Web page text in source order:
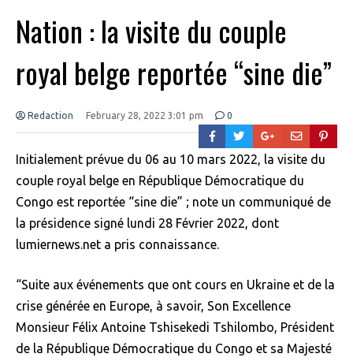
Nation : la visite du couple
royal belge reportée “sine die”
Redaction February 28, 2022 3:01 pm 0
Initialement prévue du 06 au 10 mars 2022, la visite du
couple royal belge en République Démocratique du
Congo est reportée “sine die” ; note un communiqué de
la présidence signé lundi 28 Février 2022, dont
lumiernews.net a pris connaissance.
“Suite aux événements que ont cours en Ukraine et de la
crise générée en Europe, à savoir, Son Excellence
Monsieur Félix Antoine Tshisekedi Tshilombo, Président
de la République Démocratique du Congo et sa Majesté